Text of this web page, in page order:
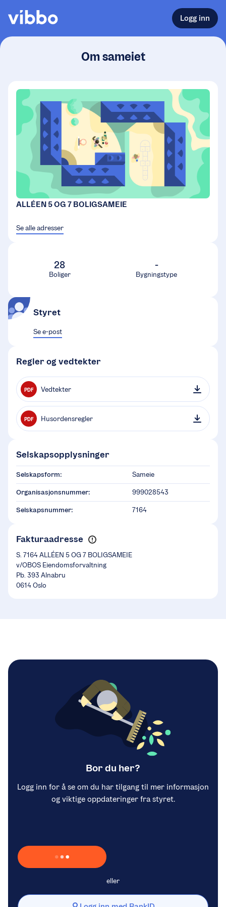
Logg inn
Om sameiet
ALLÉEN 5 OG 7 BOLIGSAMEIE
Se alle adresser
28
Boliger
-
Bygningstype
Styret
Se e-post
Regler og vedtekter
PDF Vedtekter
PDF Husordensregler
Selskapsopplysninger
Selskapsform: Sameie
Organisasjonsnummer: 999028543
Selskapsnummer: 7164
Fakturaadresse
S. 7164 ALLÉEN 5 OG 7 BOLIGSAMEIE
v/OBOS Eiendomsforvaltning
Pb. 393 Alnabru
0614 Oslo
Bor du her?
Logg inn for å se om du har tilgang til mer informasjon
og viktige oppdateringer fra styret.
Laster inn Vipps …
eller